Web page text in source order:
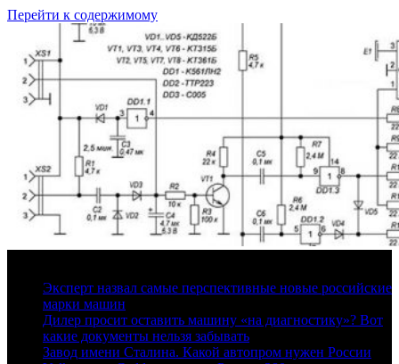
Перейти к содержимому
Эксперт назвал самые перспективные новые российские
марки машин
Дилер просит оставить машину «на диагностику»? Вот
какие документы нельзя забывать
Завод имени Сталина. Какой автопром нужен России